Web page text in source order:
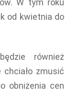
W tym roku
od kwietnia do
również
chciało zmusić
obniżenia cen